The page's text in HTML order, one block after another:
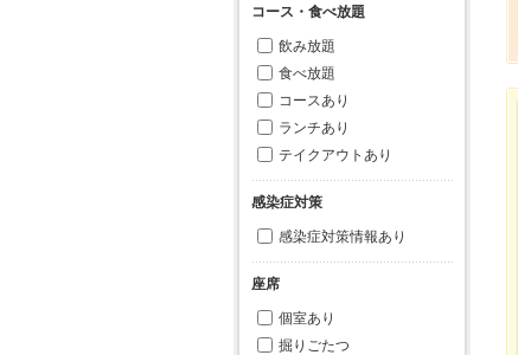
コース・食べ放題
飲み放題
食べ放題
コースあり
ランチあり
テイクアウトあり
感染症対策
感染症対策情報あり
座席
個室あり
掘りごたつ